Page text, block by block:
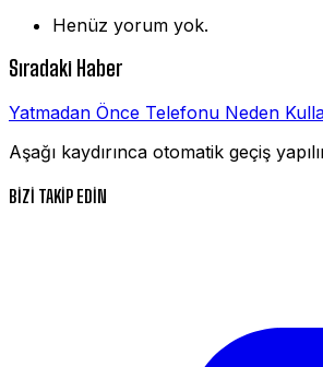
Henüz yorum yok.
Sıradaki Haber
Yatmadan Önce Telefonu Neden
Aşağı kaydırınca otomatik geçiş
BİZİ TAKİP EDİN